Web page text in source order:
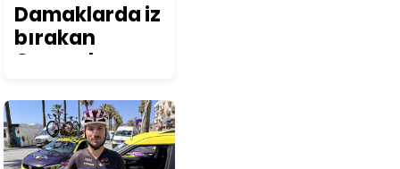
Damaklarda iz
bırakan
Osmanlı
i nigar çorbası
tarifi ve püf
noktaları